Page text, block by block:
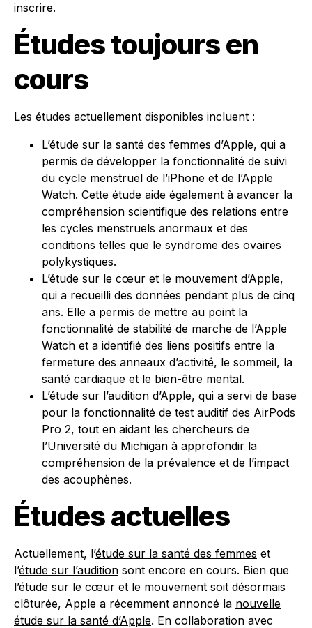
inscrire.
Études toujours en
cours
Les études actuellement disponibles incluent :
L’étude sur la santé des femmes d’Apple, qui a
permis de développer la fonctionnalité de suivi
du cycle menstruel de l’iPhone et de l’Apple
Watch. Cette étude aide également à avancer la
compréhension scientifique des relations entre
les cycles menstruels anormaux et des
conditions telles que le syndrome des ovaires
polykystiques.
L’étude sur le cœur et le mouvement d’Apple,
qui a recueilli des données pendant plus de cinq
ans. Elle a permis de mettre au point la
fonctionnalité de stabilité de marche de l’Apple
Watch et a identifié des liens positifs entre la
fermeture des anneaux d’activité, le sommeil, la
santé cardiaque et le bien-être mental.
L’étude sur l’audition d’Apple, qui a servi de base
pour la fonctionnalité de test auditif des AirPods
Pro 2, tout en aidant les chercheurs de
l’Université du Michigan à approfondir la
compréhension de la prévalence et de l’impact
des acouphènes.
Études actuelles
Actuellement, l’étude sur la santé des femmes et
l’étude sur l’audition sont encore en cours. Bien que
l’étude sur le cœur et le mouvement soit désormais
clôturée, Apple a récemment annoncé la nouvelle
étude sur la santé d’Apple. En collaboration avec